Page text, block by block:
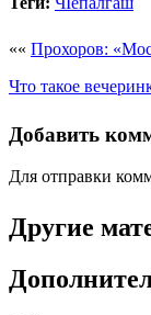
«« Прохоров:
Что такое
Добавить
Для отправки
Другие